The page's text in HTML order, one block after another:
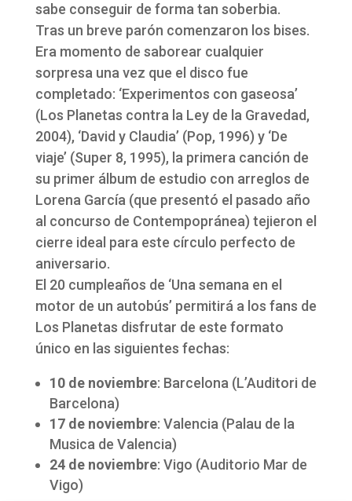
sabe conseguir de forma tan soberbia.
Tras un breve parón comenzaron los bises.
Era momento de saborear cualquier
sorpresa una vez que el disco fue
completado: ‘Experimentos con gaseosa’
(Los Planetas contra la Ley de la Gravedad,
2004), ‘David y Claudia’ (Pop, 1996) y ‘De
viaje’ (Super 8, 1995), la primera canción de
su primer álbum de estudio con arreglos de
Lorena García (que presentó el pasado año
al concurso de Contempopránea) tejieron el
cierre ideal para este círculo perfecto de
aniversario.
El 20 cumpleaños de ‘Una semana en el
motor de un autobús’ permitirá a los fans de
Los Planetas disfrutar de este formato
único en las siguientes fechas:
10 de noviembre: Barcelona (L’Auditori de
Barcelona)
17 de noviembre: Valencia (Palau de la
Musica de Valencia)
24 de noviembre: Vigo (Auditorio Mar de
Vigo)